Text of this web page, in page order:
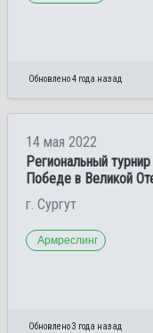
Обновлено 4 года назад
14 мая 2022
Региональный
Победе в Великой
г. Сургут
Армреслинг
Обновлено 3 года назад